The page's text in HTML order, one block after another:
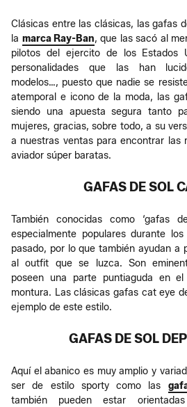
Clásicas entre las clásicas, las gafas
la marca Ray-Ban, que las sacó al
pilotos del ejercito de los Estados
personalidades que las han
modelos…, puesto que nadie se
atemporal e icono de la moda, las
siendo una apuesta segura tanto
mujeres, gracias, sobre todo, a su
a nuestras ventas para encontrar las
aviador súper baratas.
GAFAS DE SOL
También conocidas como ‘gafas
especialmente populares durante
pasado, por lo que también ayudan a
al outfit que se luzca. Son
poseen una parte puntiaguda en
montura. Las clásicas gafas cat eye
ejemplo de este estilo.
GAFAS DE SOL
Aquí el abanico es muy amplio y
ser de estilo sporty como las
también pueden estar